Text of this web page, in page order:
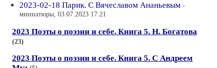
2023-02-18 Парик. С Вячеславом Ананьевым -
миниатюры, 03.07.2023 17:21
2023 Поэты о поэзии и себе. Книга 5. Н. Богатова
(23)
2023 Поэты о поэзии и себе. Книга 5. С Андреем